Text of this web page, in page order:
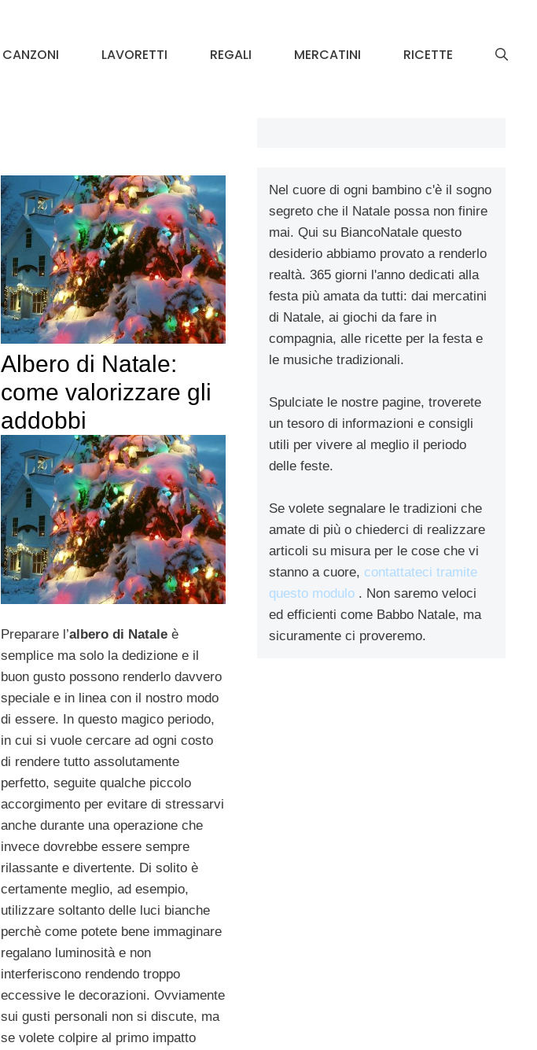
CANZONI LAVORETTI REGALI MERCATINI RICETTE
Albero di Natale:
come valorizzare gli
addobbi
Preparare l’albero di Nataleè
semplice ma solo la dedizione e il
buon gusto possono renderlo davvero
speciale e in linea con il nostro modo
di essere. In questo magico periodo,
in cui si vuole cercare ad ogni costo
di rendere tutto assolutamente
perfetto, seguite qualche piccolo
accorgimento per evitare di stressarvi
anche durante una operazione che
invece dovrebbe essere sempre
rilassante e divertente. Di solito è
certamente meglio, ad esempio,
utilizzare soltanto delle luci bianche
perchè come potete bene immaginare
regalano luminosità e non
interferiscono rendendo troppo
eccessive le decorazioni. Ovviamente
sui gusti personali non si discute, ma
se volete colpire al primo impatto
Nel cuore di ogni bambino c'è il sogno
segreto che il Natale possa non finire
mai. Qui su BiancoNatale questo
desiderio abbiamo provato a renderlo
realtà. 365 giorni l'anno dedicati alla
festa più amata da tutti: dai mercatini
di Natale, ai giochi da fare in
compagnia, alle ricette per la festa e
le musiche tradizionali.
Spulciate le nostre pagine, troverete
un tesoro di informazioni e consigli
utili per vivere al meglio il periodo
delle feste.
Se volete segnalare le tradizioni che
amate di più o chiederci di realizzare
articoli su misura per le cose che vi
stanno a cuore, contattateci tramite
questo modulo . Non saremo veloci
ed efficienti come Babbo Natale, ma
sicuramente ci proveremo.